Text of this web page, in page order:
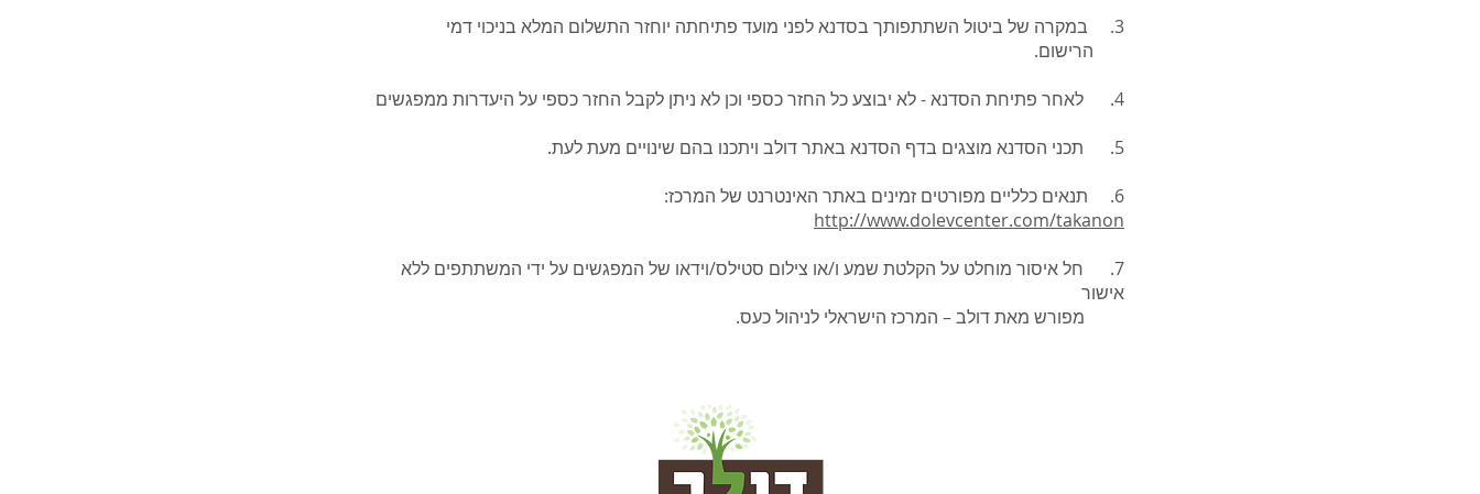
3. במקרה של ביטול השתתפותך בסדנא לפני מועד פתיחתה יוחזר התשלום המלא בניכוי דמי
הרישום.
4. לאחר פתיחת הסדנא - לא יבוצע כל החזר כספי וכן לא ניתן לקבל החזר כספי על היעדרות ממפגשים
5. תכני הסדנא מוצגים בדף הסדנא באתר דולב ויתכנו בהם שינויים מעת לעת.
6. תנאים כלליים מפורטים זמינים באתר האינטרנט של המרכז:
http://www.dolevcenter.com/takanon
7. חל איסור מוחלט על הקלטת שמע ו/או צילום סטילס/וידאו של המפגשים על ידי המשתתפים ללא
אישור
מפורש מאת דולב – המרכז הישראלי לניהול כעס.